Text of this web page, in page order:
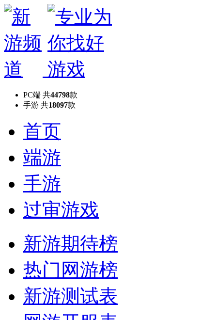
PC端 共44798款
手游 共18097款
首页
端游
手游
过审游戏
新游期待榜
热门网游榜
新游测试表